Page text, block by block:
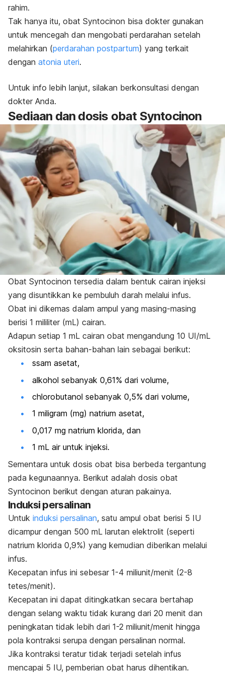
rahim.
Tak hanya itu, obat Syntocinon bisa dokter gunakan
untuk mencegah dan mengobati perdarahan setelah
melahirkan (perdarahan postpartum) yang terkait
dengan atonia uteri.
Untuk info lebih lanjut, silakan berkonsultasi dengan
dokter Anda.
Sediaan dan dosis obat Syntocinon
Obat Syntocinon tersedia dalam bentuk cairan injeksi
yang disuntikkan ke pembuluh darah melalui infus.
Obat ini dikemas dalam ampul yang masing-masing
berisi 1 mililiter (mL) cairan.
Adapun setiap 1 mL cairan obat mengandung 10 UI/mL
oksitosin serta bahan-bahan lain sebagai berikut:
ssam asetat,
alkohol sebanyak 0,61% dari volume,
chlorobutanol sebanyak 0,5% dari volume,
1 miligram (mg) natrium asetat,
0,017 mg natrium klorida, dan
1 mL air untuk injeksi.
Sementara untuk dosis obat bisa berbeda tergantung
pada kegunaannya. Berikut adalah dosis obat
Syntocinon berikut dengan aturan pakainya.
Induksi persalinan
Untuk induksi persalinan, satu ampul obat berisi 5 IU
dicampur dengan 500 mL larutan elektrolit (seperti
natrium klorida 0,9%) yang kemudian diberikan melalui
infus.
Kecepatan infus ini sebesar 1-4 miliunit/menit (2-8
tetes/menit).
Kecepatan ini dapat ditingkatkan secara bertahap
dengan selang waktu tidak kurang dari 20 menit dan
peningkatan tidak lebih dari 1-2 miliunit/menit hingga
pola kontraksi serupa dengan persalinan normal.
Jika kontraksi teratur tidak terjadi setelah infus
mencapai 5 IU, pemberian obat harus dihentikan.